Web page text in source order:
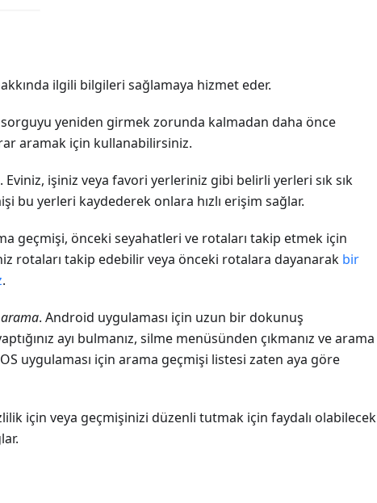
ilgili bilgileri sağlamaya hizmet eder.
yeniden girmek zorunda kalmadan daha önce
aramak için kullanabilirsiniz.
. Eviniz, işiniz veya favori yerleriniz gibi belirli yerleri sık sık
bu yerleri kaydederek onlara hızlı erişim sağlar.
geçmişi, önceki seyahatleri ve rotaları takip etmek için
rotaları takip edebilir veya önceki rotalara dayanarak bir
.
. Android uygulaması için uzun bir dokunuş
ayı bulmanız, silme menüsünden çıkmanız ve arama
uygulaması için arama geçmişi listesi zaten aya göre
için veya geçmişinizi düzenli tutmak için faydalı olabilecek